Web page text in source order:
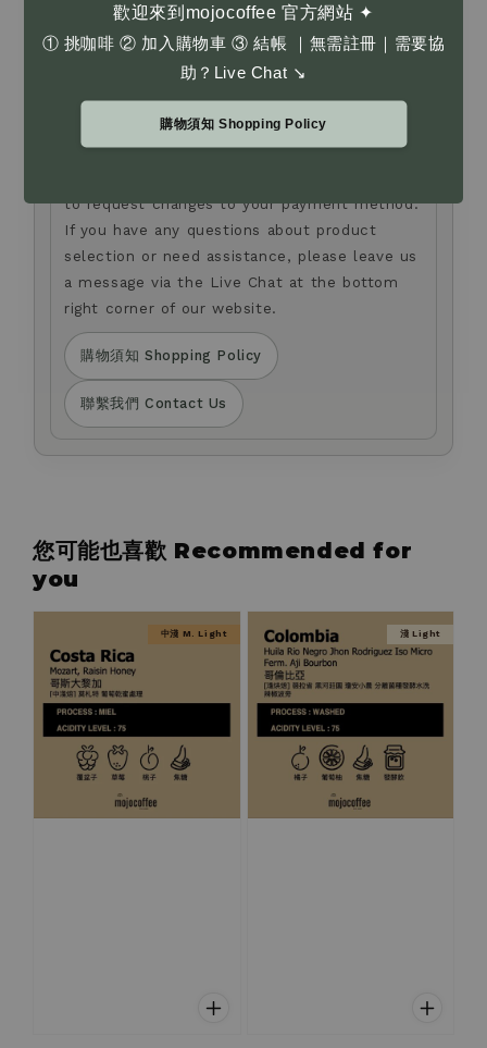
歡迎來到mojocoffee 官方網站 ✦
① 挑咖啡 ② 加入購物車 ③ 結帳 ｜無需註冊｜需要協
助？Live Chat ↘
購物須知 Shopping Policy
了解更多 Learn More
我們不會以電話或簡訊方式通知您變更付款方式。
如您對商品選購，或有任何疑問，歡迎透過官網右下角
Live Chat 留言與我們聯繫。
to request changes to your payment method.
If you have any questions about product
selection or need assistance, please leave us
a message via the Live Chat at the bottom
right corner of our website.
購物須知 Shopping Policy
聯繫我們 Contact Us
您可能也喜歡 Recommended for
you
中淺 M. Light 淺 Light